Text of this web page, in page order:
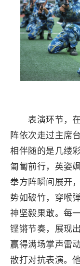
表演环节，
阵依次走过主席
相伴随的是几缕
匍匐前行，英姿
拳方阵瞬间展开
势如破竹，穿喉
神坚毅果敢。每
铿锵节奏，展现
赢得满场掌声雷
散打对抗表演。